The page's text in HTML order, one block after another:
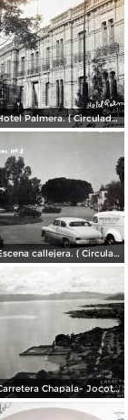
Hotel Palmera. ( Circulada el 30 de Junio de 1909 ).
Escena callejera. ( Circulada el 28 de Mayo de 1955 ).
Carretera Chapala- Jocotepec.